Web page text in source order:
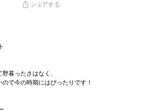
シェアする
暮ったさはなく、
で今の時期にはぴったりです！